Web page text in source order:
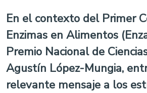
En el contexto del Primer
Enzimas en Alimentos
Premio Nacional de
Agustín López-Mungia,
relevante mensaje a los